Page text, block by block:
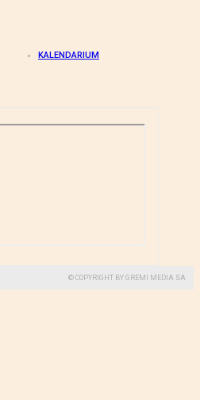
KALENDARIUM
© COPYRIGHT BY GREMI MEDIA SA